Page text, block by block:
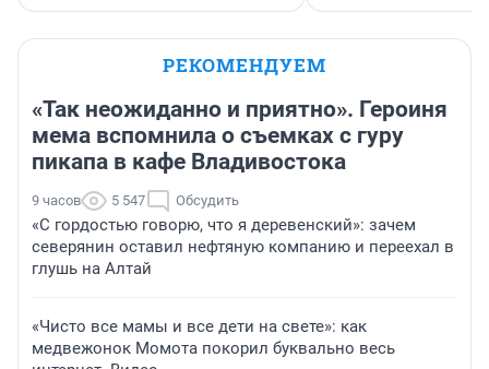
РЕКОМЕНДУЕМ
«Так неожиданно и приятно». Героиня
мема вспомнила о съемках с гуру
пикапа в кафе Владивостока
9 часов 5 547 Обсудить
«С гордостью говорю, что я деревенский»: зачем
северянин оставил нефтяную компанию и переехал в
глушь на Алтай
«Чисто все мамы и все дети на свете»: как
медвежонок Момота покорил буквально весь